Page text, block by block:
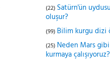
(22) Satürn'ün
oluşur?
(99) Bilim kurgu dizi
(25) Neden Mars
kurmaya çalışıyoruz?